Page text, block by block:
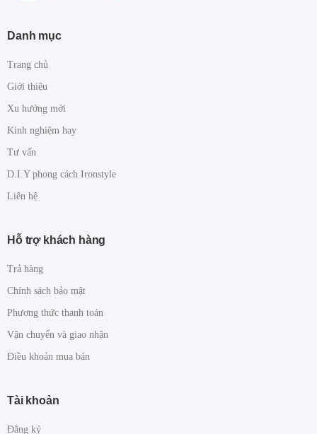
Danh mục
Trang chủ
Giới thiệu
Xu hướng mới
Kinh nghiệm hay
Tư vấn
D.I.Y phong cách Ironstyle
Liên hệ
Hỗ trợ khách hàng
Trả hàng
Chính sách bảo mật
Phương thức thanh toán
Vận chuyển và giao nhận
Điều khoản mua bán
Tài khoản
Đăng ký